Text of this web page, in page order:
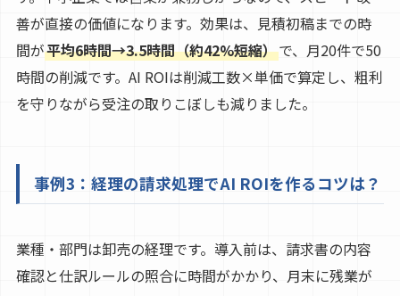
善が直接の価値になります。効果は、見積初稿までの時
間が平均6時間→3.5時間（約42%短縮）で、月20件で50
時間の削減です。AI ROIは削減工数×単価で算定し、粗利
を守りながら受注の取りこぼしも減りました。
事例3：経理の請求処理でAI ROIを作るコツは？
業種・部門は卸売の経理です。導入前は、請求書の内容
確認と仕訳ルールの照合に時間がかかり、月末に残業が